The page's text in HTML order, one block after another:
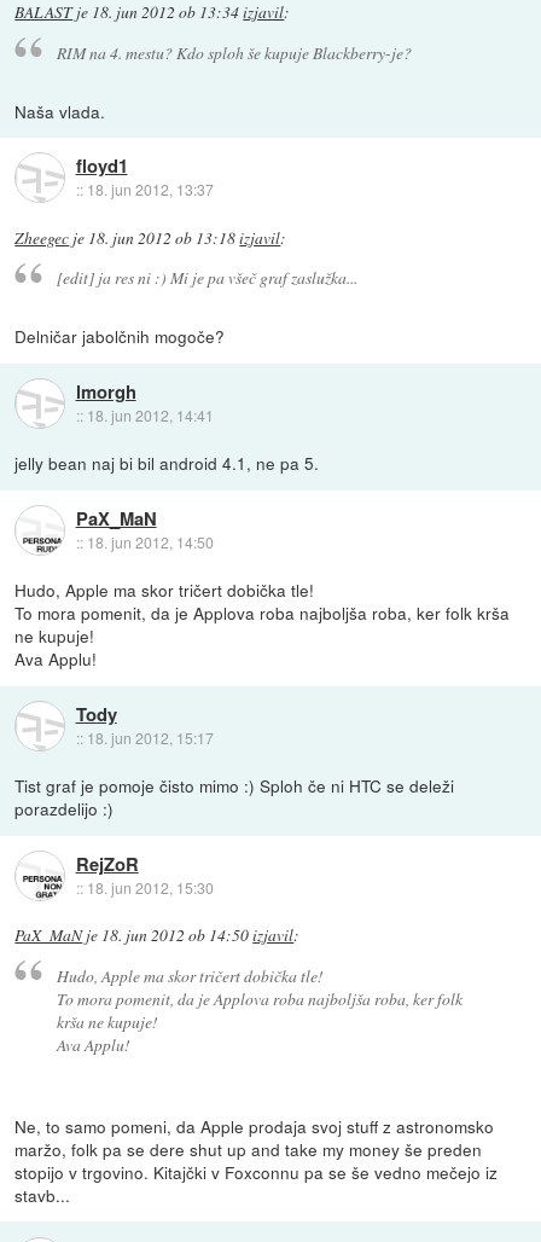
BALASTje 18. jun 2012 ob 13:34izjavil:
RIM na 4. mestu? Kdo sploh še kupuje Blackberry-je?
Naša vlada.
floyd1
:: 18. jun 2012, 13:37
Zheegec je 18. jun 2012 ob 13:18izjavil:
[edit] ja res ni :) Mi je pa všeč graf zaslužka...
Delničar jabolčnih mogoče?
lmorgh
:: 18. jun 2012, 14:41
jelly bean naj bi bil android 4.1, ne pa 5.
PaX_MaN
:: 18. jun 2012, 14:50
Hudo, Apple ma skor tričert dobička tle!
To mora pomenit, da je Applova roba najboljša roba, ker folk krša
ne kupuje!
Ava Applu!
Tody
:: 18. jun 2012, 15:17
Tist graf je pomoje čisto mimo :) Sploh če ni HTC se deleži
porazdelijo :)
RejZoR
:: 18. jun 2012, 15:30
PaX_MaNje 18. jun 2012 ob 14:50izjavil:
Hudo, Apple ma skor tričert dobička tle!
To mora pomenit, da je Applova roba najboljša roba, ker folk
krša ne kupuje!
Ava Applu!
Ne, to samo pomeni, da Apple prodaja svoj stuff z astronomsko
maržo, folk pa se dere shut up and take my money še preden
stopijo v trgovino. Kitajčki v Foxconnu pa se še vedno mečejo iz
stavb...